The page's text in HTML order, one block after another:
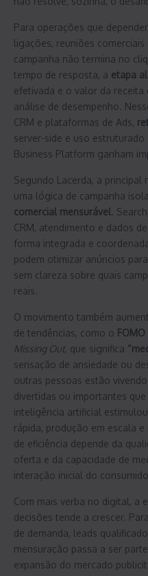
Para operações que
ligações, reuniões
campanha não termina no
tempo de resposta, a etapa
efetivada e o valor da receita
análise de desempenho.
CRM e plataformas de Ads,
server-side e uso
Business Platform ganham
Segundo Lacerda, a principal
uma lógica de campanha
comercial mensurável .
CRM, atendimento e dados
forma integrada e
podem otimizar anúncios
sem clareza sobre quais
reais.
O movimento também
de tendências, como o FOMO
Missing Out, que significa
sensação de ansiedade ou
outras pessoas estão
divertidas ou importantes
inteligência artificial
rápida, produção em escala
de eficiência depende da
oferta e da capacidade de
interação inicial do
Com mais verba no digital, a
decisões tende a crescer.
de demanda, leads
mensuração passa a ser
expansão do mercado